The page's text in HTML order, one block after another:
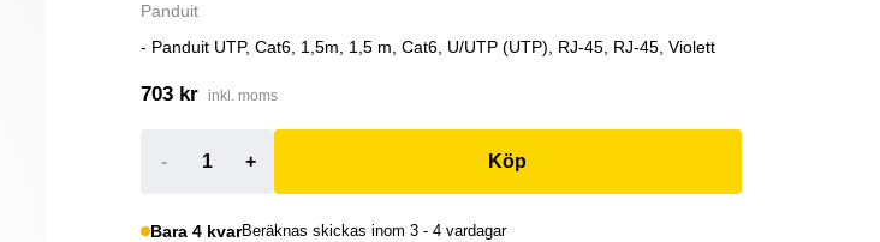
Panduit
- Panduit UTP, Cat6, 1,5m, 1,5 m, Cat6, U/UTP (UTP), RJ-45, RJ-45, Violett
703 kr inkl. moms
- + Köp
Bara 4 kvarBeräknas skickas inom 3 - 4 vardagar